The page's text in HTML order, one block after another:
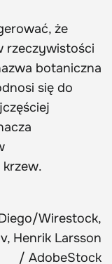
że
rzeczywistości
botaniczna
się do
Wirestock,
Henrik Larsson
/ AdobeStock